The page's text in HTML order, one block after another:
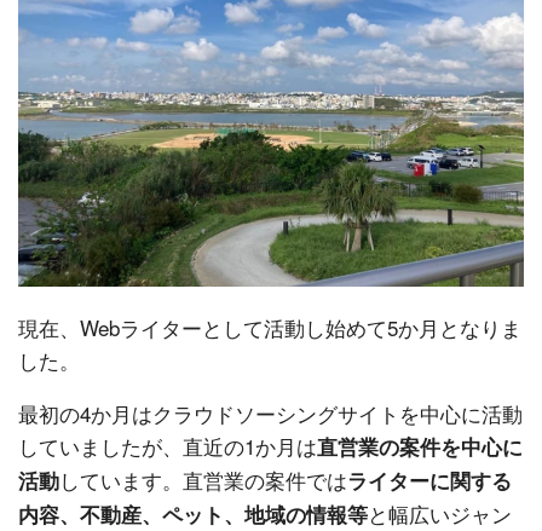
現在、Webライターとして活動し始めて5か月となりま
した。
最初の4か月はクラウドソーシングサイトを中心に活動
していましたが、直近の1か月は直営業の案件を中心に
活動しています。直営業の案件ではライターに関する
内容、不動産、ペット、地域の情報等と幅広いジャン